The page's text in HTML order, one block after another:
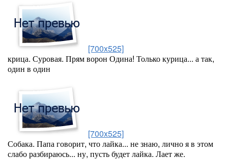
[700x525]
крица. Суровая. Прям ворон Одина! Только курица... а так,
один в один
[700x525]
Собака. Папа говорит, что лайка... не знаю, лично я в этом
слабо разбираюсь... ну, пусть будет лайка. Лает же.